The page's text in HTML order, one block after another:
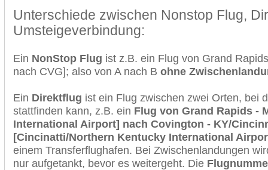
Unterschiede zwischen Nonstop Flug,
Umsteigeverbindung:
Ein NonStop Flug ist z.B. ein Flug von Grand
nach CVG]; also von A nach B ohne
Ein Direktflug ist ein Flug zwischen zwei Orten, bei
stattfinden kann, z.B. ein Flug von Grand Rapids -
International Airport] nach Covington - KY/
[Cincinatti/Northern Kentucky International
einem Transferflughafen. Bei Zwischenlandungen
nur aufgetankt, bevor es weitergeht. Die